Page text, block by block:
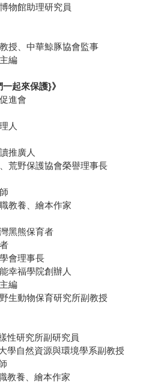
物館助理研究員
授、中華鯨豚協會監事
編
一起來保護}》
進會
人
推廣人
荒野保護協會榮譽理事長
教養、繪本作家
黑熊保育者
會理事長
幸福學院創辦人
編
生動物保育研究所副教授
性研究所副研究員
學自然資源與環境學系副教授
教養、繪本作家